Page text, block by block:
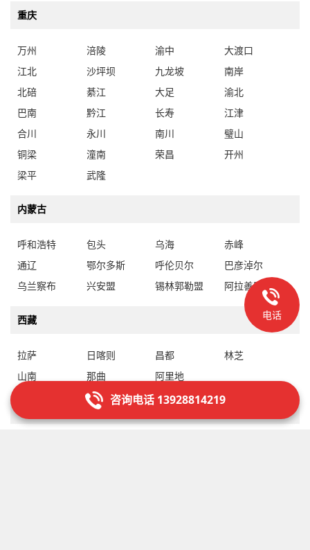
重庆
万州 涪陵 渝中
大渡口
江北
沙坪坝 九龙坡
南岸
北碚
綦江 大足
渝北
巴南
黔江 长寿
江津
合川
永川 南川
璧山
铜梁
潼南 荣昌
开州
梁平
武隆
内蒙古
呼和浩特 包头 乌海
赤峰
通辽
鄂尔多斯 呼伦贝尔
巴彦淖尔
乌兰察布
兴安盟 锡林郭勒盟 阿拉善盟
西藏
拉萨 日喀则 昌都
林芝
山南
那曲 阿里地
电话
咨询电话 13928814219